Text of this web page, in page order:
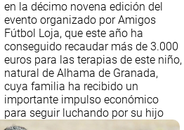
en la décimo novena edición del
evento organizado por Amigos
Fútbol Loja, que este año ha
conseguido recaudar más de 3.000
euros para las terapias de este niño,
natural de Alhama de Granada,
cuya familia ha recibido un
importante impulso económico
para seguir luchando por su hijo